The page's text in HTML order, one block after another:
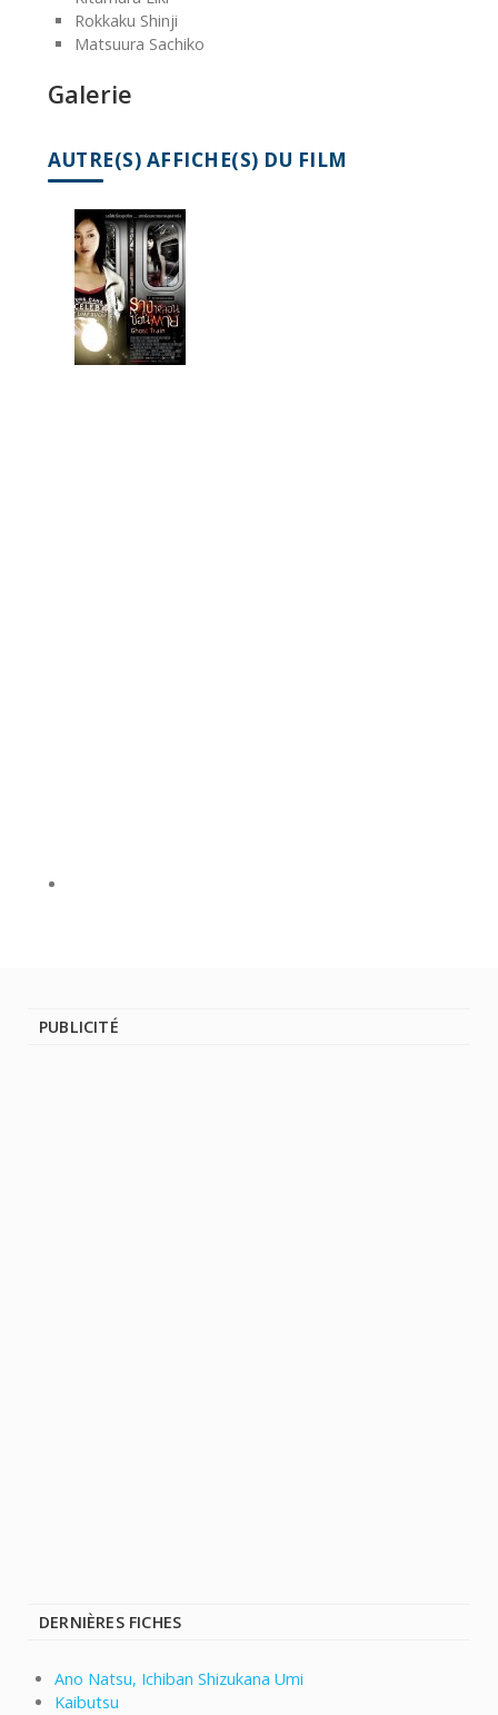
Rokkaku Shinji
Matsuura Sachiko
Galerie
AUTRE(S) AFFICHE(S) DU FILM
PUBLICITÉ
DERNIÈRES FICHES
Ano Natsu, Ichiban Shizukana Umi
Kaibutsu